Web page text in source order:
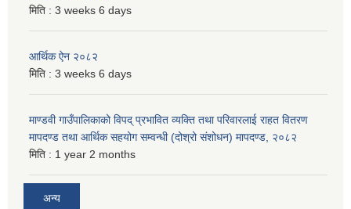
मिति : 3 weeks 6 days
आर्थिक ऐन २०८२
मिति : 3 weeks 6 days
माण्डवी गाउँपालिकाको विपद् प्रभावित व्यक्ति तथा परिवारलाई राहत वितरण
मापदण्ड तथा आर्थिक सहयोग सम्वन्धी (दोश्रो संशोधन) मापदण्ड, २०८२
मिति : 1 year 2 months
अन्य